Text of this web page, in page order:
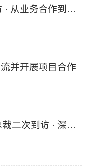
· 从业务合作到资
并开展项目合作
二次到访 · 深入